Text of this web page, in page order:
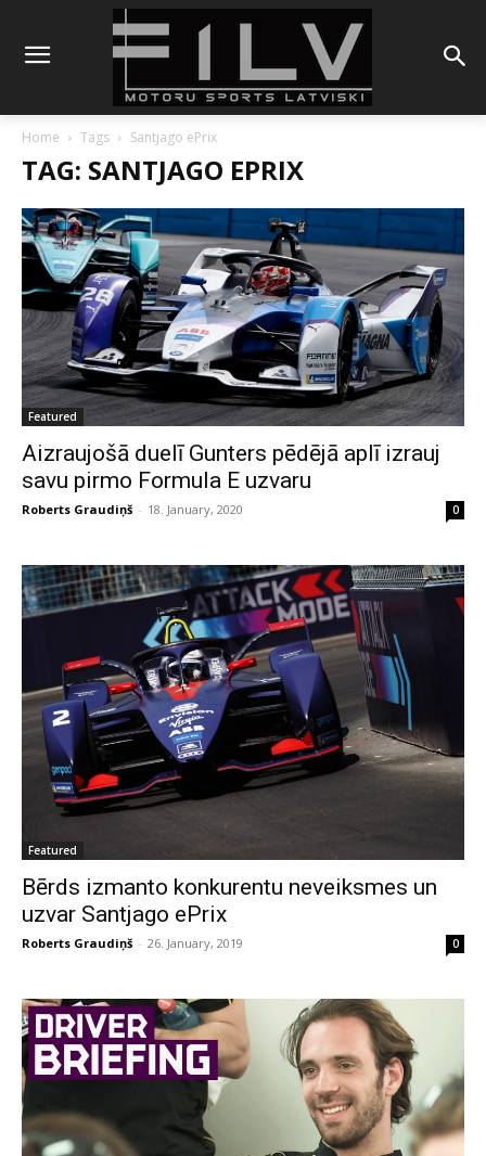
Home Tags Santjago ePrix
TAG: SANTJAGO EPRIX
Featured
Aizraujošā duelī Gunters pēdējā aplī izrauj
savu pirmo Formula E uzvaru
Roberts Graudiņš - 18. January, 2020 0
Featured
Bērds izmanto konkurentu neveiksmes un
uzvar Santjago ePrix
Roberts Graudiņš - 26. January, 2019 0